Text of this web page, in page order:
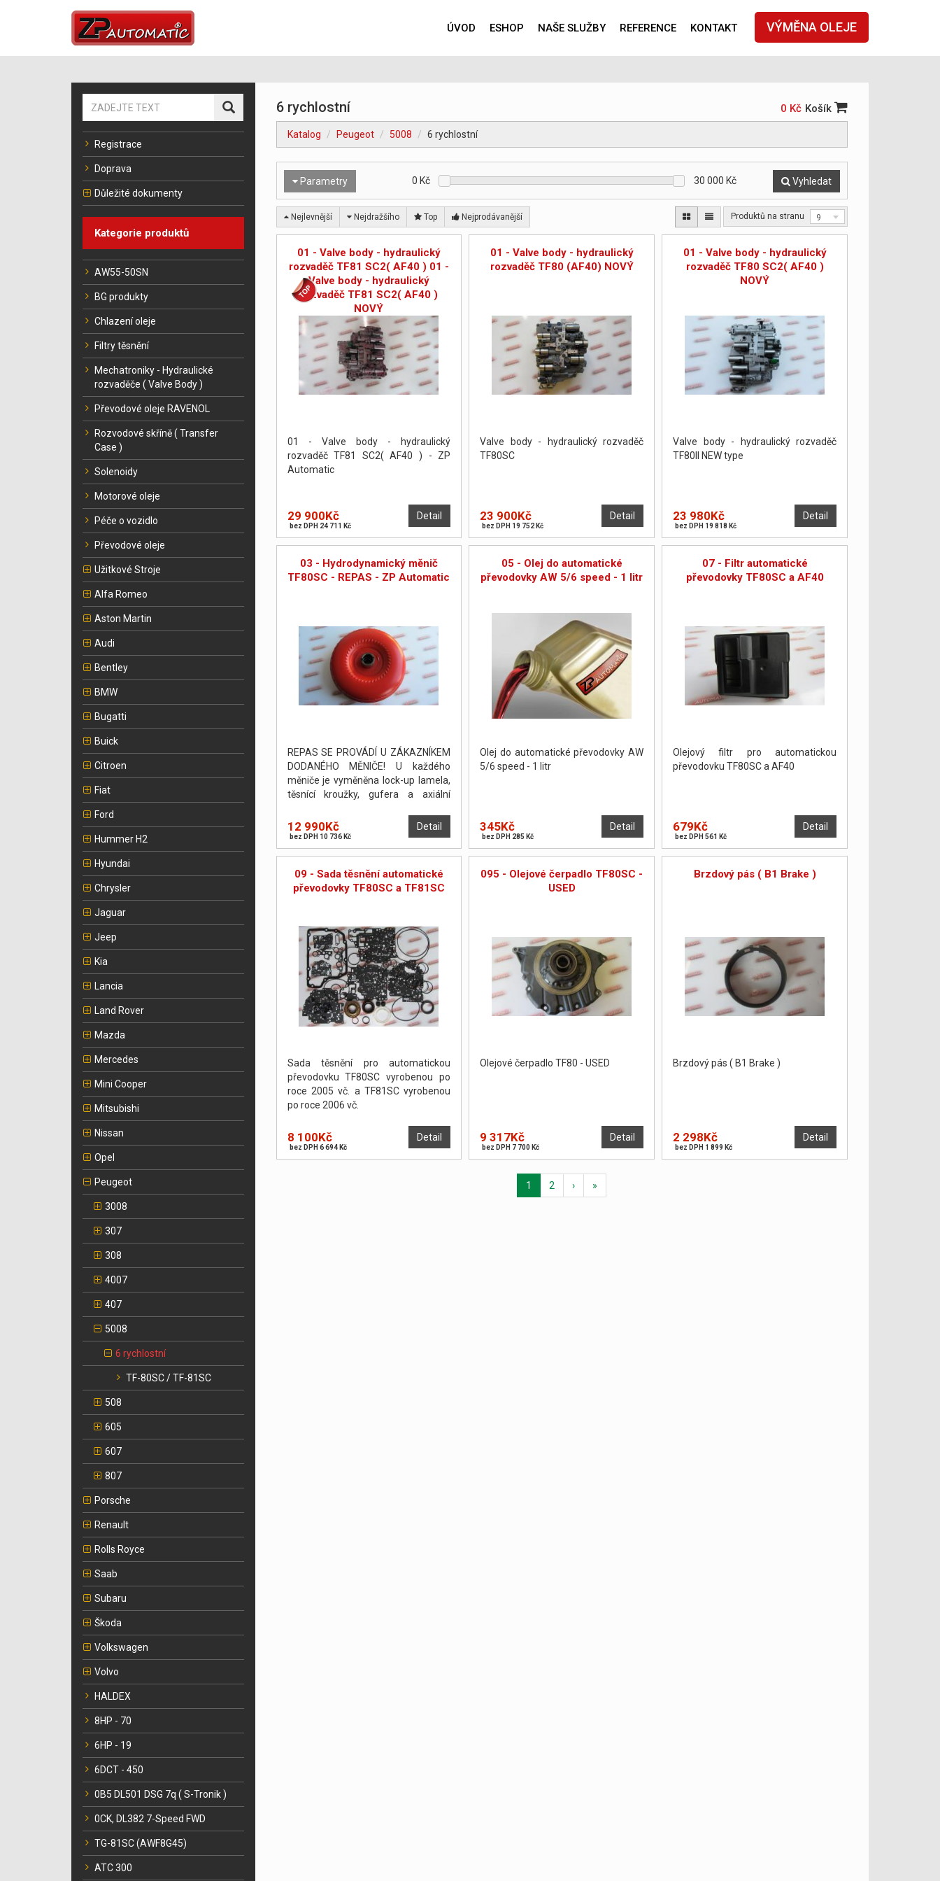
VÝMĚNA OLEJE
ÚVOD ESHOP NAŠE SLUŽBY REFERENCE KONTAKT
Registrace
Doprava
Důležité dokumenty
Kategorie produktů
AW55-50SN
BG produkty
Chlazení oleje
Filtry těsnění
Mechatroniky - Hydraulické
rozvaděče ( Valve Body )
Převodové oleje RAVENOL
Rozvodové skříně ( Transfer
Case )
Solenoidy
Motorové oleje
Péče o vozidlo
Převodové oleje
Užitkové Stroje
Alfa Romeo
Aston Martin
Audi
Bentley
BMW
Bugatti
Buick
Citroen
Fiat
Ford
Hummer H2
Hyundai
Chrysler
Jaguar
Jeep
Kia
Lancia
Land Rover
Mazda
Mercedes
Mini Cooper
Mitsubishi
Nissan
Opel
Peugeot
3008
307
308
4007
407
5008
6 rychlostní
TF-80SC / TF-81SC
508
605
607
807
Porsche
Renault
Rolls Royce
Saab
Subaru
Škoda
Volkswagen
Volvo
HALDEX
8HP - 70
6HP - 19
6DCT - 450
0B5 DL501 DSG 7q ( S-Tronik )
0CK, DL382 7-Speed FWD
TG-81SC (AWF8G45)
ATC 300
6 rychlostní 0 Kč Košík
Katalog Peugeot 5008 6 rychlostní
Parametry 0 Kč 30 000 Kč Vyhledat
Nejlevnější Nejdražšího Top Nejprodávanější Produktů na stranu 9
01 - Valve body - hydraulický
rozvaděč TF81 SC2( AF40 ) 01 -
Valve body - hydraulický
rozvaděč TF81 SC2( AF40 )
NOVÝ
01 - Valve body - hydraulický
rozvaděč TF81 SC2( AF40 ) - ZP
Automatic
Detail
29 900Kč
bez DPH 24 711 Kč
01 - Valve body - hydraulický
rozvaděč TF80 (AF40) NOVÝ
Valve body - hydraulický rozvaděč
TF80SC
Detail
23 900Kč
bez DPH 19 752 Kč
01 - Valve body - hydraulický
rozvaděč TF80 SC2( AF40 )
NOVÝ
Valve body - hydraulický rozvaděč
TF80II NEW type
Detail
23 980Kč
bez DPH 19 818 Kč
03 - Hydrodynamický měnič
TF80SC - REPAS - ZP Automatic
REPAS SE PROVÁDÍ U ZÁKAZNÍKEM
DODANÉHO MĚNIČE! U každého
měniče je vyměněna lock-up lamela,
těsnící kroužky, gufera a axiální
vyvážen. PO DOHODĚ JE MOŽNO
PROVÉST OPRAVU NA POČKÁNÍ.
Detail
12 990Kč
bez DPH 10 736 Kč
05 - Olej do automatické
převodovky AW 5/6 speed - 1 litr
Olej do automatické převodovky AW
5/6 speed - 1 litr
Detail
345Kč
bez DPH 285 Kč
07 - Filtr automatické
převodovky TF80SC a AF40
Olejový filtr pro automatickou
převodovku TF80SC a AF40
Detail
679Kč
bez DPH 561 Kč
09 - Sada těsnění automatické
převodovky TF80SC a TF81SC
Sada těsnění pro automatickou
převodovku TF80SC vyrobenou po
roce 2005 vč. a TF81SC vyrobenou
po roce 2006 vč.
Detail
8 100Kč
bez DPH 6 694 Kč
095 - Olejové čerpadlo TF80SC -
USED
Olejové čerpadlo TF80 - USED
Detail
9 317Kč
bez DPH 7 700 Kč
Brzdový pás ( B1 Brake )
Brzdový pás ( B1 Brake )
Detail
2 298Kč
bez DPH 1 899 Kč
1 2 › »